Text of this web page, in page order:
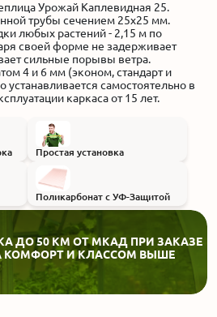
Урожай Каплевидная 25.
трубы сечением 25x25 мм.
любых растений - 2,15 м по
своей форме не задерживает
сильные порывы ветра.
4 и 6 мм (эконом, стандарт и
самостоятельно в
каркаса от 15 лет.
Простая установка
Поликарбонат с УФ-Защитой
ДО 50 КМ ОТ МКАД ПРИ ЗАКАЗЕ
КОМФОРТ И КЛАССОМ ВЫШЕ